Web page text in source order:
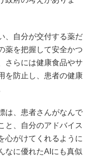
、自分が交付する薬だ
薬を把握して安全かつ
さらには健康食品やサ
を防止し、患者の健康
は、患者さんがなんで
と、自分のアドバイス
心がけてくれるように
なに優れたAIにも真似